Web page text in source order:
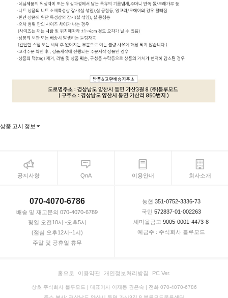
상품 고시 정보
공지사항 QnA 이용안내 회사소개
070-4070-6786
배송 및 재고문의 070-4070-6789
평일 오전10시~오후5시
(점심 오후12시~1시)
주말 및 공휴일 휴무
농협 351-0752-3336-73
국민 572837-01-002263
새마을금고 9005-0001-4473-8
예금주 : 주식회사 블루모드
홈으로 이용약관 개인정보처리방침 PC Ver.
상호 주식회사 블루모드 | 대표이사 이재동 권은숙 | 전화 070-4070-6786